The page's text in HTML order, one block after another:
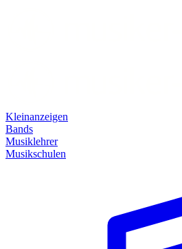
Kleinanzeigen
Bands
Musiklehrer
Musikschulen